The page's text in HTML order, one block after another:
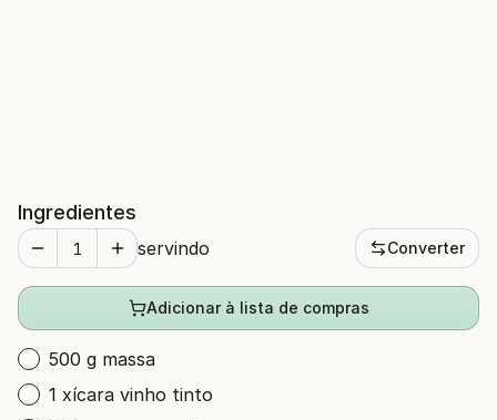
Ingredientes
servindo Converter
Adicionar à lista de compras
500 g massa
1 xícara vinho tinto